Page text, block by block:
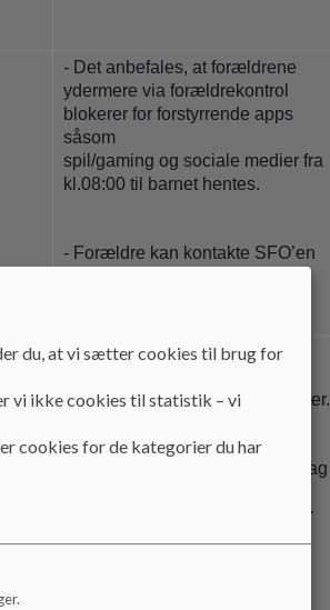
- Det anbefales, at forældrene
ydermere via forældrekontrol
blokerer for forstyrrende apps
såsom
spil/gaming og sociale medier fra
kl.08:00 til barnet hentes.
- Forældre kan kontakte SFO’en
har
- Skærme bruges kun af
fællesskabsfremmende aktiviteter.
- Der er spilledage på SFO’en,
hvor hver årgang har én spilledag
maximalt spilles 2 x 20 min. Der
du, at vi sætter cookies til brug for
vi ikke cookies til statistik – vi
cookies for de kategorier du har